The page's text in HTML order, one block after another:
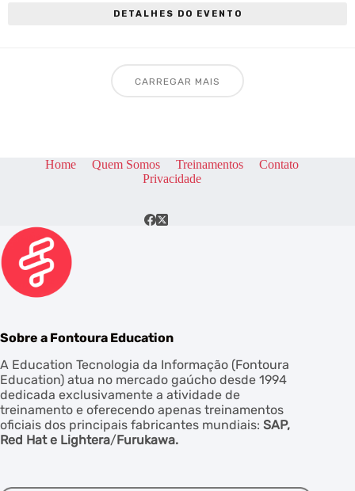
DETALHES DO EVENTO
CARREGAR MAIS
Home Quem Somos Treinamentos
Contato
Privacidade
Sobre a Fontoura Education
A Education Tecnologia da Informação (Fontoura
Education) atua no mercado gaúcho desde 1994
dedicada exclusivamente a atividade de
treinamento e oferecendo apenas treinamentos
oficiais dos principais fabricantes mundiais: SAP,
Red Hat e Lightera/Furukawa.